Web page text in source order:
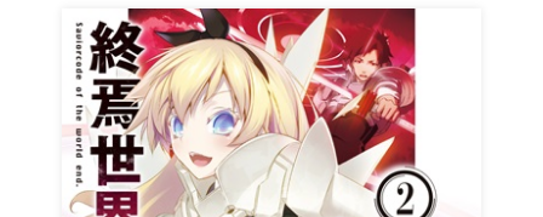
その他
コミックエッセイ
ポケットモンスター
アニメ
ゲーム
通販・NEWS
OVERLAP STORE
オーバーラップ広報室
企業
会社概要
採用情報
アクセス
オーバーラップホールディングス
お問い合わせはこちら
オーバーラップ文庫
オーバーラップノベルス